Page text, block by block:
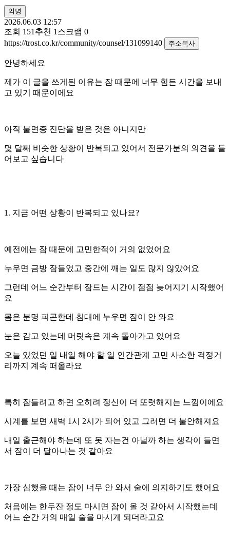
익명
2026.06.03 12:57
조회 151 추천 1 스크랩 0
https://trost.co.kr/community/counsel/131099140
주소복사
안녕하세요
제가 이 글을 쓰게된 이유는 잠 때문에 너무 힘든 시간을 보내
고 있기 때문이에요
아직 불면증 진단을 받은 것은 아니지만
몇 달째 비슷한 상황이 반복되고 있어서 전문가분의 의견을 들
어보고 싶습니다
1. 지금 어떤 상황이 반복되고 있나요?
예전에는 잠 때문에 고민한적이 거의 없었어요
누우면 금방 잠들었고 중간에 깨는 일도 많지 않았어요
그런데 어느 순간부터 잠드는 시간이 점점 늦어지기 시작했어
요
몸은 분명 피곤한데 침대에 누우면 잠이 안 와요
눈은 감고 있는데 머릿속은 계속 돌아가고 있어요
오늘 있었던 일 내일 해야 할 일 인간관계 고민 사소한 걱정거
리까지 계속 떠올라요
특히 잠들려고 하면 오히려 정신이 더 또렷해지는 느낌이에요
시계를 보면 새벽 1시 2시가 되어 있고 그러면 더 불안해져요
내일 출근해야 하는데 또 못 자는건 아닐까 하는 생각이 들면
서 잠이 더 달아나는 것 같아요
가장 심했을 때는 잠이 너무 안 와서 술에 의지하기도 했어요
처음에는 한두잔 정도 마시면 잠이 올 것 같아서 시작했는데
어느 순간 거의 매일 술을 마시게 되더라고요